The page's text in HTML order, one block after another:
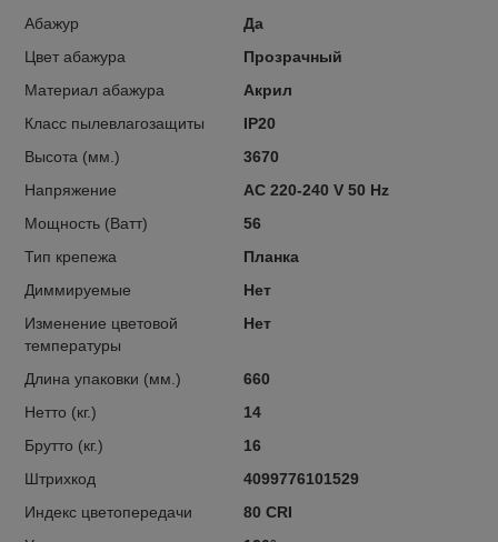
Абажур
Да
Цвет абажура
Прозрачный
Материал абажура
Акрил
Класс пылевлагозащиты
IP20
Высота (мм.)
3670
Напряжение
AC 220-240 V 50 Hz
Мощность (Ватт)
56
Тип крепежа
Планка
Диммируемые
Нет
Изменение цветовой
температуры
Нет
Длина упаковки (мм.)
660
Нетто (кг.)
14
Брутто (кг.)
16
Штрихкод
4099776101529
Индекс цветопередачи
80 CRI